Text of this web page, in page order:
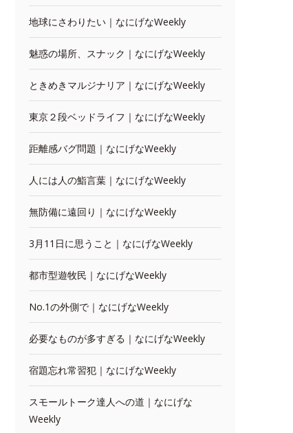
地球にさわりたい｜なにげなWeekly
魅惑の場所、スナック｜なにげなWeekly
ときめきマルジナリア｜なにげなWeekly
東京２段ベッドライフ｜なにげなWeekly
距離感バグ問題｜なにげなWeekly
人には人の鮨言葉｜なにげなWeekly
無防備に遠回り｜なにげなWeekly
3月11日に思うこと｜なにげなWeekly
都市型遊牧民｜なにげなWeekly
No.1の外側で｜なにげなWeekly
必要なものが多すぎる｜なにげなWeekly
宿題忘れ常習犯｜なにげなWeekly
スモールトーク達人への道｜なにげな
Weekly